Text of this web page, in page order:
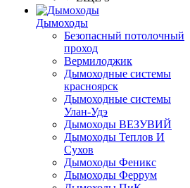
Дымоходы
Безопасный потолочный
проход
Вермилоджик
Дымоходные системы
красноярск
Дымоходные системы
Улан-Удэ
Дымоходы ВЕЗУВИЙ
Дымоходы Теплов И
Сухов
Дымоходы Феникс
Дымоходы Феррум